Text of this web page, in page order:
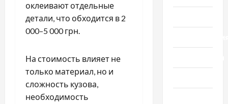
оклеивают отдельные
детали, что обходится в 2
000–5 000 грн.
На стоимость влияет не
только материал, но и
сложность кузова,
необходимость